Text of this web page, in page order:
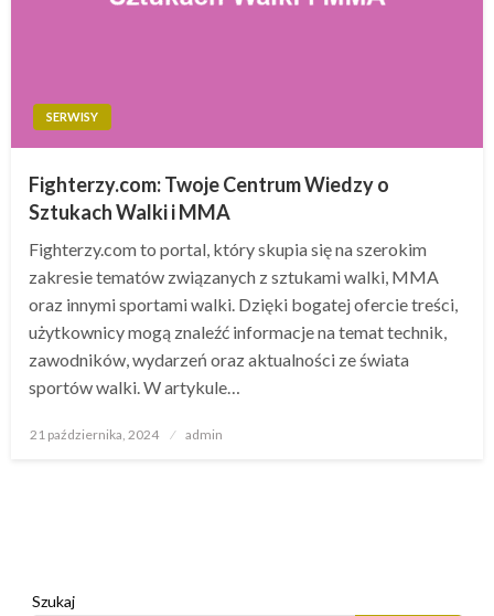
SERWISY
Fighterzy.com: Twoje Centrum Wiedzy o
Sztukach Walki i MMA
Fighterzy.com to portal, który skupia się na szerokim
zakresie tematów związanych z sztukami walki, MMA
oraz innymi sportami walki. Dzięki bogatej ofercie treści,
użytkownicy mogą znaleźć informacje na temat technik,
zawodników, wydarzeń oraz aktualności ze świata
sportów walki. W artykule…
Opublikowane
21 października, 2024 admin
Szukaj